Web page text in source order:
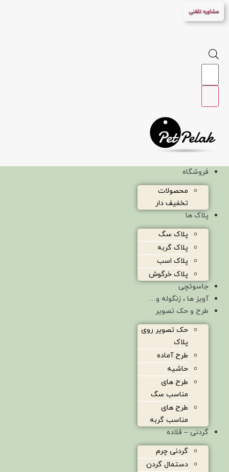
پرش
به
مشاوره تلفنی
Products
فروشگاه
محصولات
تخفیف دار
پلاک ها
پلاک سگ
پلاک گربه
پلاک اسب
پلاک خرگوش
جاسوئچی
آویز ها ، زنگوله و…
طرح و حک تصویر
حک تصویر روی
پلاک
طرح آماده
حاشیه
طرح های
مناسب سگ
طرح های
مناسب گربه
گردنی – قلاده
گردنی چرم
دستمال گردن